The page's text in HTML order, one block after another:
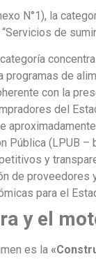
N°1), la
de
programas de
con la
del
Pública (LPUB –
y
de proveedores
para el
y el
es la